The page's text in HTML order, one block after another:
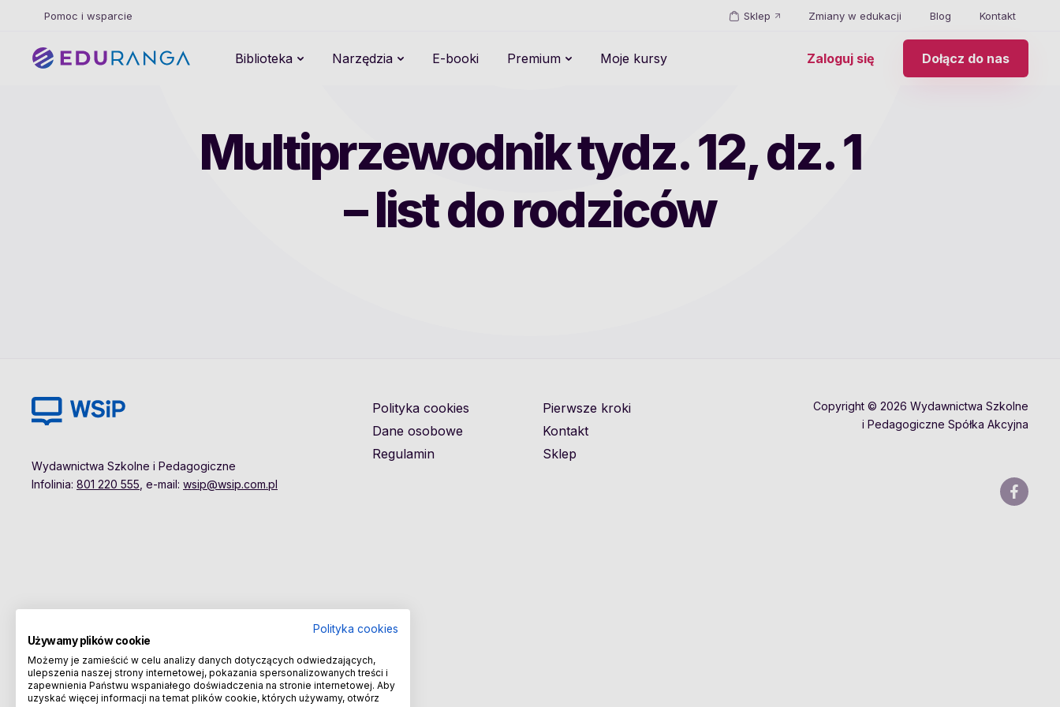
Pomoc i wsparcie Sklep Zmiany w edukacji Blog Kontakt
Biblioteka Narzędzia E-booki Premium Moje kursy Zaloguj się Dołącz do nas
Multiprzewodnik tydz. 12, dz. 1
– list do rodziców
Wydawnictwa Szkolne i Pedagogiczne
Infolinia: 801 220 555 , e-mail: wsip@wsip.com.pl
Polityka cookies
Dane osobowe
Regulamin
Pierwsze kroki
Kontakt
Sklep
Copyright © 2026 Wydawnictwa Szkolne
i Pedagogiczne Spółka Akcyjna
Polityka cookies
Używamy plików cookie
Możemy je zamieścić w celu analizy danych dotyczących odwiedzających,
ulepszenia naszej strony internetowej, pokazania spersonalizowanych treści i
zapewnienia Państwu wspaniałego doświadczenia na stronie internetowej. Aby
uzyskać więcej informacji na temat plików cookie, których używamy, otwórz